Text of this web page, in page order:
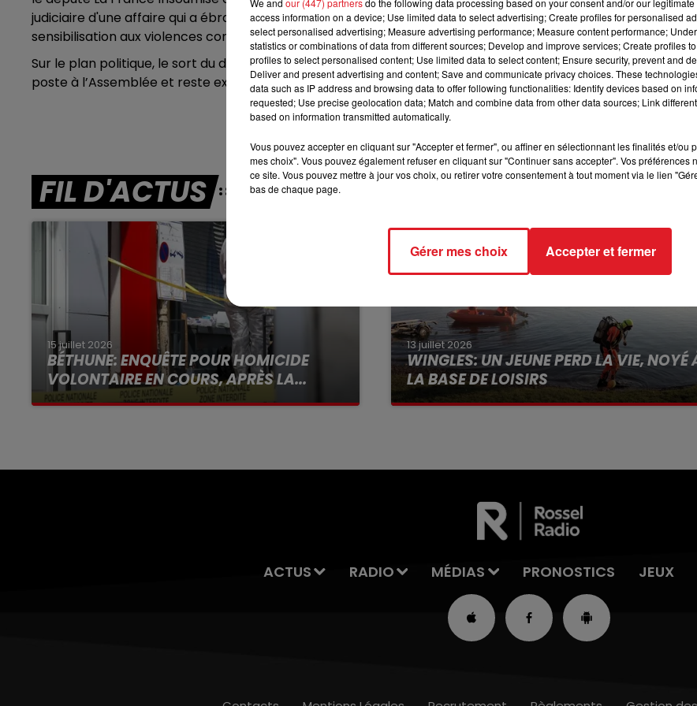
7h00 - 10h00
RDL WEEK-END
10h00 - 12h00
RDL WEEKEND
judiciaire d'une affaire qui a ébranlé la gauche. L’élu pourrait écoper d’une amende ou d’un stage de
sensibilisation aux violences conjugales. Le juge pourrait aussi le renvoyer devant un tribunal correctionnel.
Sur le plan politique, le sort du député dépendra de la sanction.Un temps en arrêt maladie, il n’a pas repris
poste à l’Assemblée et reste exclu des activités parlementaires LFI jusqu’à la décision de la justice.
FIL D'ACTUS
15 juillet 2026
BÉTHUNE: ENQUÊTE POUR HOMICIDE
VOLONTAIRE EN COURS, APRÈS LA...
Selon les premiers éléments, le logement
13 juillet 2026
WINGLES: UN JEUNE PERD LA VIE, NOYÉ
LA BASE DE LOISIRS
La victime a coulé à pic
ACTUS RADIO MÉDIAS PRONOSTICS JEUX
access information on a device; Use limited data to select advertising; Create profiles for personalised
select personalised advertising; Measure advertising performance; Measure content performance;
statistics or combinations of data from different sources; Develop and improve services; Create profiles
profiles to select personalised content; Use limited data to select content; Ensure security, prevent and
Deliver and present advertising and content; Save and communicate privacy choices. These
data such as IP address and browsing data to offer following functionalities: Identify devices based on
requested; Use precise geolocation data; Match and combine data from other data sources; Link
based on information transmitted automatically.
Vous pouvez accepter en cliquant sur "Accepter et fermer", ou affiner en sélectionnant les finalités et/ou
mes choix". Vous pouvez également refuser en cliquant sur "Continuer sans accepter". Vos préférences
ce site. Vous pouvez mettre à jour vos choix, ou retirer votre consentement à tout moment via le lien
bas de chaque page.
Gérer mes choix Accepter et fermer